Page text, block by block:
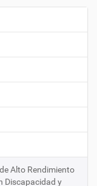
Alto Rendimiento
Discapacidad y